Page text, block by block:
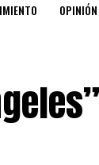
OPINIÓN